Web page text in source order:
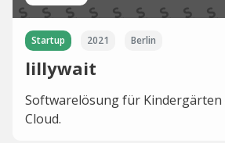
Startup 2021 Berlin
lillywait
Softwarelösung für Kindergärten
Cloud.